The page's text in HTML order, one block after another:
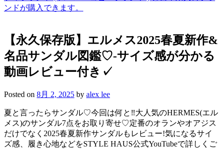
【永久保存版】エルメス2025春夏新作&
名品サンダル図鑑♡-サイズ感が分かる
動画レビュー付き✓
Posted on 8月 2, 2025 by alex lee
夏と言ったらサンダル♡今回は何と‼大人気のHERMES(エル
メス)のサンダル7点をお取り寄せ♡定番のオランやオアジス
だけでなく2025春夏新作サンダルもレビュー!気になるサイ
ズ感、履き心地などをSTYLE HAUS公式YouTubeで詳しくご